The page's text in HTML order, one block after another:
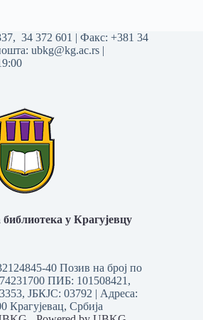
, 34 372 601 | Факс: +381 34
ubkg@kg.ac.rs |
у Крагујевцу
40 Позив на број по
ПИБ: 101508421,
ЈБКЈС: 03792 | Aдреса:
Крагујевац, Србија